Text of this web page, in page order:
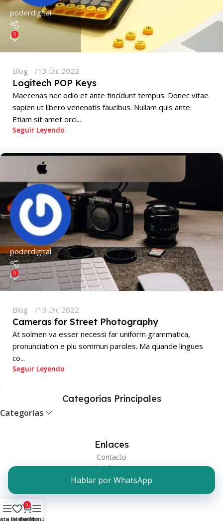
poderdigital
0
Blog 13 Dic 2022
Logitech POP Keys
Maecenas nec odio et ante tincidunt tempus. Donec vitae
sapien ut libero venenatis faucibus. Nullam quis ante.
Etiam sit amet orci...
Seguir Leyendo
poderdigital
0
Blog 13 Dic 2022
Cameras for Street Photography
At solmen va esser necessi far uniform grammatica,
pronunciation e plu sommun paroles. Ma quande lingues
co...
Seguir Leyendo
Categorías Principales
Categorías
Enlaces
Contacto
Productos
lateral
de deseos
0
CarroMenú
Hablar por WhatsApp